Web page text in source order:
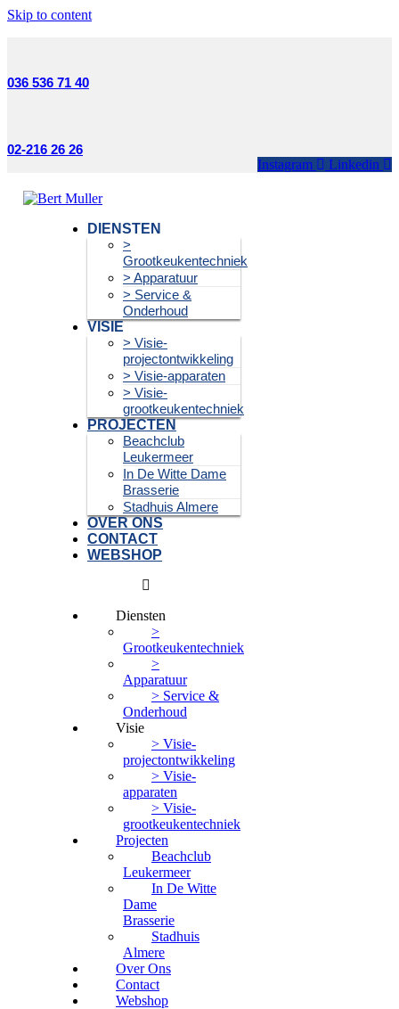
Skip to content
036 536 71 40
02-216 26 26
Instagram
Linkedin
DIENSTEN
>
Grootkeukentechniek
> Apparatuur
> Service &
Onderhoud
VISIE
> Visie-
projectontwikkeling
> Visie-apparaten
> Visie-
grootkeukentechniek
PROJECTEN
Beachclub
Leukermeer
In De Witte Dame
Brasserie
Stadhuis Almere
OVER ONS
CONTACT
WEBSHOP
Diensten
>
Grootkeukentechniek
>
Apparatuur
> Service &
Onderhoud
Visie
> Visie-
projectontwikkeling
> Visie-
apparaten
> Visie-
grootkeukentechniek
Projecten
Beachclub
Leukermeer
In De Witte
Dame
Brasserie
Stadhuis
Almere
Over Ons
Contact
Webshop